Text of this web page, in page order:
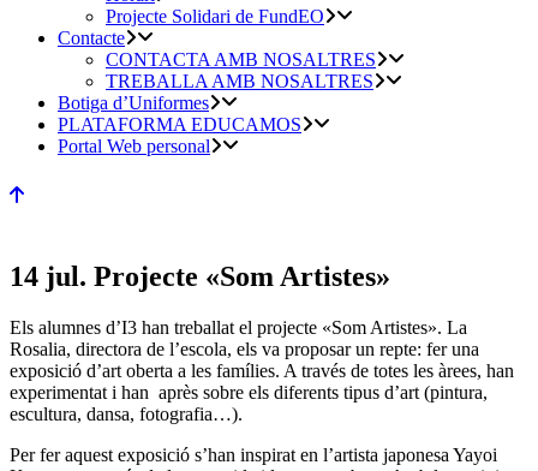
Projecte Solidari de FundEO
Contacte
CONTACTA AMB NOSALTRES
TREBALLA AMB NOSALTRES
Botiga d’Uniformes
PLATAFORMA EDUCAMOS
Portal Web personal
14 jul. Projecte «Som Artistes»
Els alumnes d’I3 han treballat el projecte «Som Artistes». La
Rosalia, directora de l’escola, els va proposar un repte: fer una
exposició d’art oberta a les famílies. A través de totes les àrees, han
experimentat i han après sobre els diferents tipus d’art (pintura,
escultura, dansa, fotografia…).
Per fer aquest exposició s’han inspirat en l’artista japonesa Yayoi